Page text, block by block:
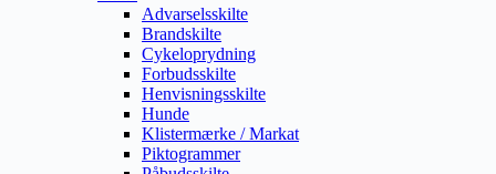
Advarselsskilte
Brandskilte
Cykeloprydning
Forbudsskilte
Henvisningsskilte
Hunde
Klistermærke / Markat
Piktogrammer